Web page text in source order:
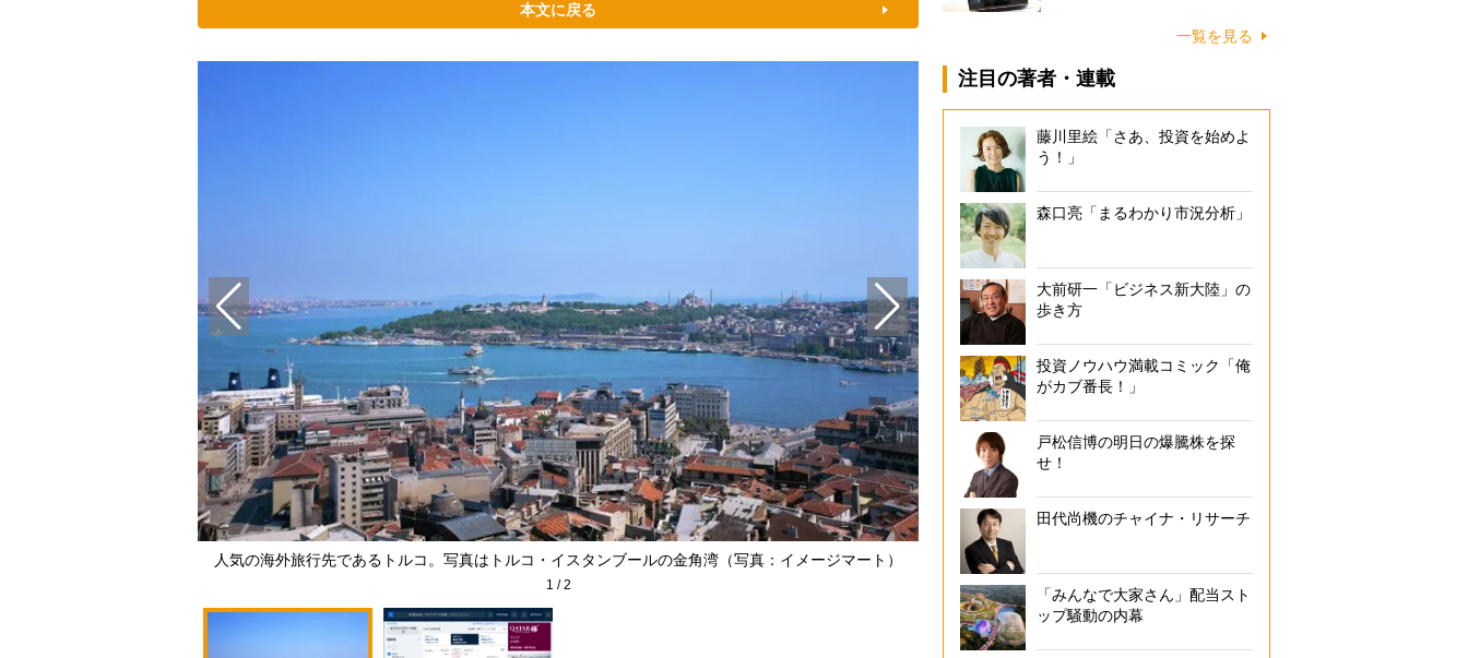
本文に戻る
人気の海外旅行先であるトルコ。写真はトルコ・イスタンブールの金角湾（写真：イメージマート）
1 /2
一覧を見る
注目の著者・連載
藤川里絵「さあ、投資を始めよ
う！」
森口亮「まるわかり市況分析」
大前研一「ビジネス新大陸」の
歩き方
投資ノウハウ満載コミック「俺
がカブ番長！」
戸松信博の明日の爆騰株を探
せ！
田代尚機のチャイナ・リサーチ
「みんなで大家さん」配当スト
ップ騒動の内幕